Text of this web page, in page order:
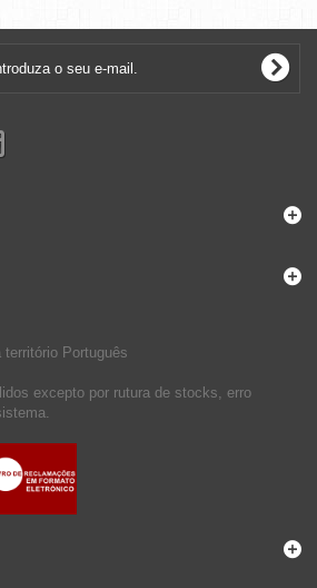
território Português
excepto por rutura de stocks, erro